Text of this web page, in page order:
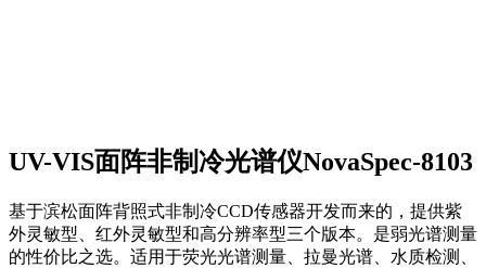
UV-VIS面阵非制冷光谱仪NovaSpec-8103
基于滨松面阵背照式非制冷CCD传感器开发而来的，提供紫
外灵敏型、红外灵敏型和高分辨率型三个版本。是弱光谱测量
的性价比之选。适用于荧光光谱测量、拉曼光谱、水质检测、